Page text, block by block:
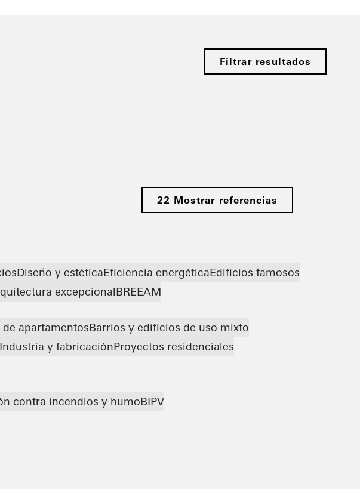
Filtrar resultados
22 Mostrar referencias
Diseño y estéticaEficiencia energéticaEdificios famosos
excepcionalBREEAM
apartamentosBarrios y edificios de uso mixto
Industria y fabricaciónProyectos residenciales
contra incendios y humoBIPV